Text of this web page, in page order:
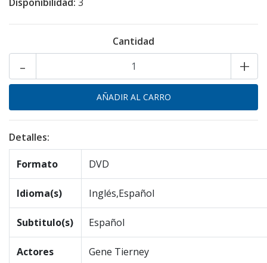
Cantidad
+
-
Detalles:
Formato DVD
Idioma(s) Inglés,Español
Subtitulo(s) Español
Actores Gene Tierney